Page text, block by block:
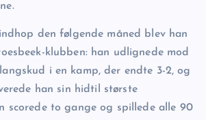
den følgende måned blev han
klubben: han udlignede mod
i en kamp, der endte 3-2, og
han sin hidtil største
scorede to gange og spillede alle 90